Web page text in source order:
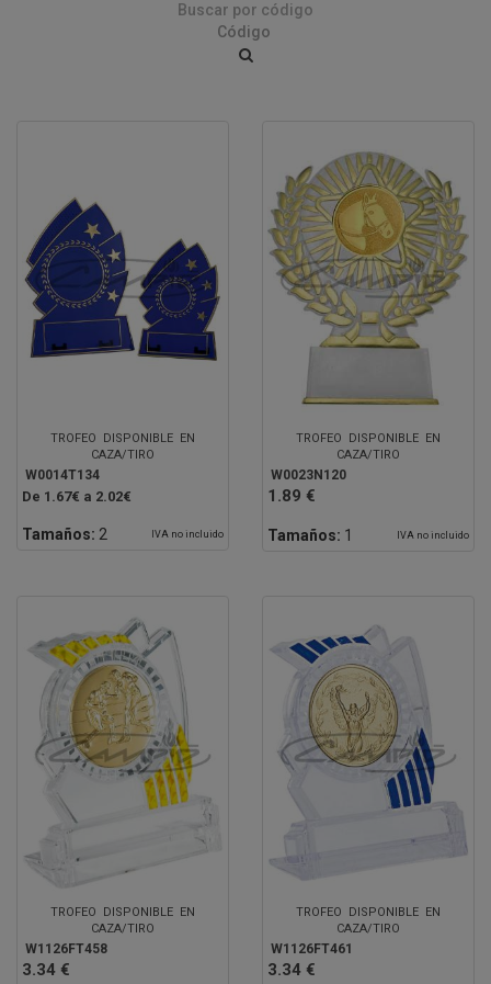
Buscar por código
TROFEO DISPONIBLE EN
CAZA/TIRO
W0014T134
De 1.67€ a 2.02€
Tamaños: 2 IVA no incluido
TROFEO DISPONIBLE EN
CAZA/TIRO
W0023N120
1.89 €
Tamaños: 1 IVA no incluido
TROFEO DISPONIBLE EN
CAZA/TIRO
W1126FT458
3.34 €
TROFEO DISPONIBLE EN
CAZA/TIRO
W1126FT461
3.34 €